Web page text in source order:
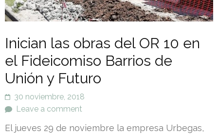
Inician las obras del OR 10 en
el Fideicomiso Barrios de
Unión y Futuro
30 noviembre, 2018
Leave a comment
El jueves 29 de noviembre la empresa Urbegas,